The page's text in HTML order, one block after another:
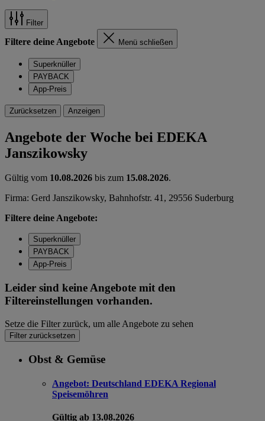
Filter
Filtere deine Angebote Menü schließen
Superknüller
PAYBACK
App-Preis
Zurücksetzen Anzeigen
Angebote der Woche bei EDEKA
Janszikowsky
Gültig vom 10.08.2026 bis zum 15.08.2026.
Firma: Gerd Janszikowsky, Bahnhofstr. 41, 29556 Suderburg
Filtere deine Angebote:
Superknüller
PAYBACK
App-Preis
Leider sind keine Angebote mit den
Filtereinstellungen vorhanden.
Setze die Filter zurück, um alle Angebote zu sehen
Filter zurücksetzen
Obst & Gemüse
Angebot: Deutschland EDEKA Regional
Speisemöhren
Gültig ab 13.08.2026